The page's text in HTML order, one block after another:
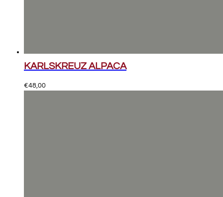
KARLSKREUZ ALPACA
€48,00